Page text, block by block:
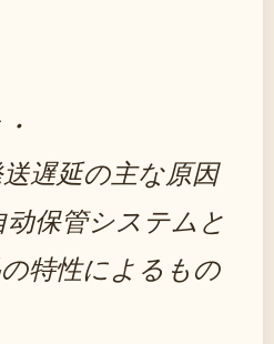
遅延の主な原因
保管システムと
特性によるもの